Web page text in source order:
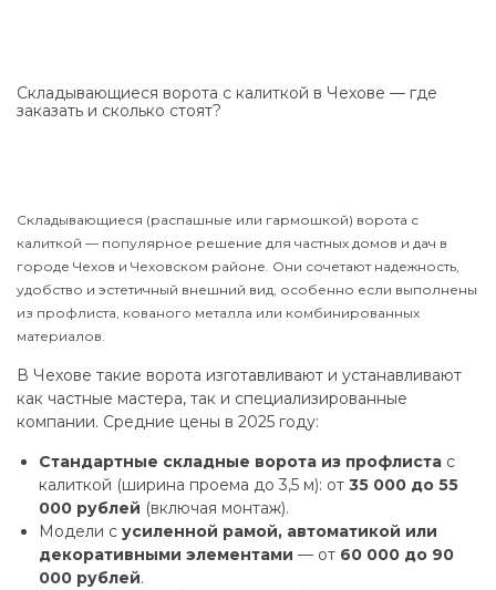
Складывающиеся ворота с калиткой в Чехове — где
заказать и сколько стоят?
Складывающиеся (распашные или гармошкой) ворота с
калиткой — популярное решение для частных домов и дач в
городе Чехов и Чеховском районе. Они сочетают надежность,
удобство и эстетичный внешний вид, особенно если выполнены
из профлиста, кованого металла или комбинированных
материалов.
В Чехове такие ворота изготавливают и устанавливают
как частные мастера, так и специализированные
компании. Средние цены в 2025 году:
Стандартные складные ворота из профлиста с
калиткой (ширина проема до 3,5 м): от 35 000 до 55
000 рублей (включая монтаж).
Модели с усиленной рамой, автоматикой или
декоративными элементами — от 60 000 до 90
000 рублей.